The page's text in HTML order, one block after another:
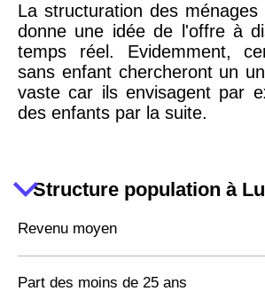
La structuration des
donne une idée de l'offre à
temps réel. Evidemment,
sans enfant chercheront un
vaste car ils envisagent par
des enfants par la suite.
Structure population à
Revenu moyen
Part des moins de 25 ans